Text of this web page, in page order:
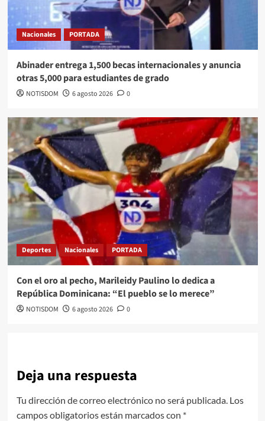
Nacionales PORTADA
Abinader entrega 1,500 becas internacionales y anuncia
otras 5,000 para estudiantes de grado
NOTISDOM 6 agosto 2026 0
Deportes Nacionales PORTADA
Con el oro al pecho, Marileidy Paulino lo dedica a
República Dominicana: “El pueblo se lo merece”
NOTISDOM 6 agosto 2026 0
Deja una respuesta
Tu dirección de correo electrónico no será publicada. Los
campos obligatorios están marcados con *